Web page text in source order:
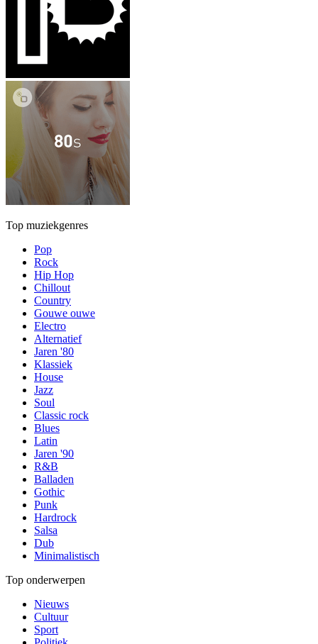
Top muziekgenres
Pop
Rock
Hip Hop
Chillout
Country
Gouwe ouwe
Electro
Alternatief
Jaren '80
Klassiek
House
Jazz
Soul
Classic rock
Blues
Latin
Jaren '90
R&B
Balladen
Gothic
Punk
Hardrock
Salsa
Dub
Minimalistisch
Top onderwerpen
Nieuws
Cultuur
Sport